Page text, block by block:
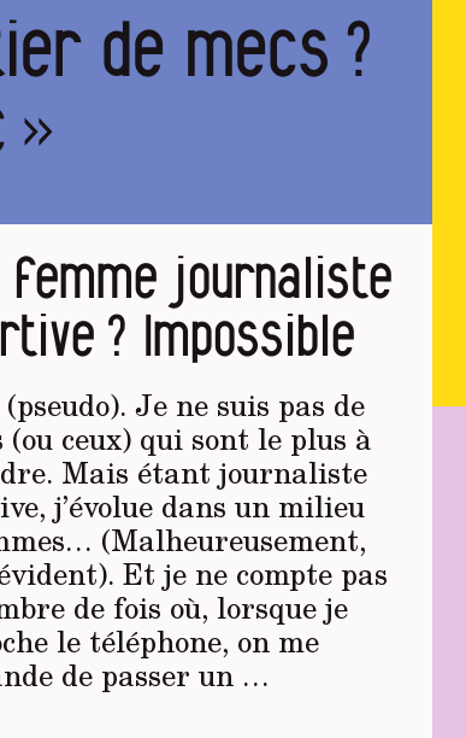
de mecs ?
»
femme journaliste
? Impossible
Je ne suis pas de
(ou ceux) qui sont le plus à
Mais étant journaliste
j’évolue dans un milieu
(Malheureusement,
Et je ne compte pas
de fois où, lorsque je
le téléphone, on me
de passer un …